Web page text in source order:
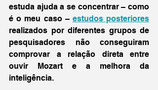
estuda ajuda a se concentrar – como
é o meu caso – estudos posteriores
realizados por diferentes grupos de
pesquisadores não conseguiram
comprovar a relação direta entre
ouvir Mozart e a melhora da
inteligência.